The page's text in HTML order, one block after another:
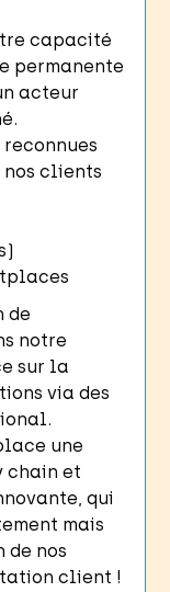
capacité
permanente
acteur
nos clients
de
notre
sur la
via des
une
chain et
qui
mais
nos
client !